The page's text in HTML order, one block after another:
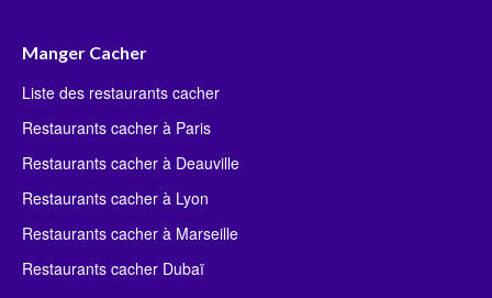
Manger Cacher
Liste des restaurants cacher
Restaurants cacher à Paris
Restaurants cacher à Deauville
Restaurants cacher à Lyon
Restaurants cacher à Marseille
Restaurants cacher Dubaï